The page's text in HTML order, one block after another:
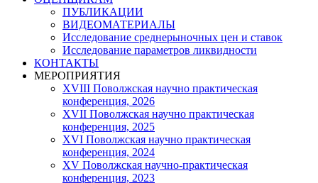
ПУБЛИКАЦИИ
ВИДЕОМАТЕРИАЛЫ
Исследование среднерыночных цен и ставок
Исследование параметров ликвидности
КОНТАКТЫ
МЕРОПРИЯТИЯ
XVIII Поволжская научно практическая
конференция, 2026
XVII Поволжская научно практическая
конференция, 2025
XVI Поволжская научно практическая
конференция, 2024
ХV Поволжская научно-практическая
конференция, 2023